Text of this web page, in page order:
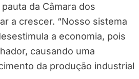
da Câmara dos
a crescer. “Nosso sistema
a economia, pois
causando uma
da produção industrial